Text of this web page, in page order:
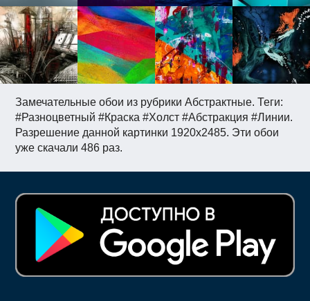
Замечательные обои из рубрики Абстрактные. Теги:
#Разноцветный #Краска #Холст #Абстракция #Линии.
Разрешение данной картинки 1920x2485. Эти обои
уже скачали 486 раз.